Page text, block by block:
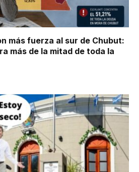
más fuerza al sur de Chubut:
más de la mitad de toda la